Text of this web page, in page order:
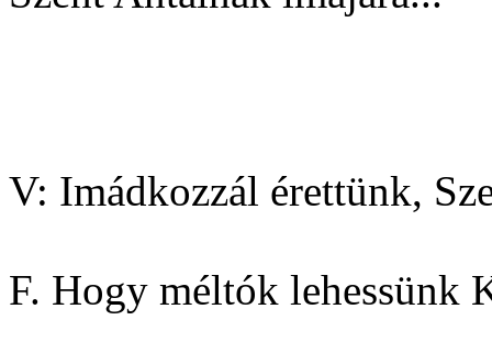
V: Imádkozzál érettünk,
F. Hogy méltók lehessünk